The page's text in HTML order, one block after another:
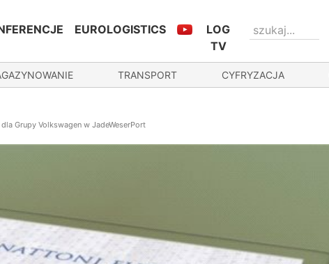
EUROLOGISTICS
LOG
TV
TRANSPORT CYFRYZACJA
Grupy Volkswagen w JadeWeserPort